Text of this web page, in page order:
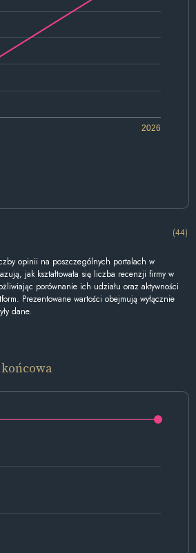
2026
(44)
opinii na poszczególnych portalach w
jak kształtowała się liczba recenzji firmy w
porównanie ich udziału oraz aktywności
Prezentowane wartości obejmują wyłącznie
dane.
końcowa